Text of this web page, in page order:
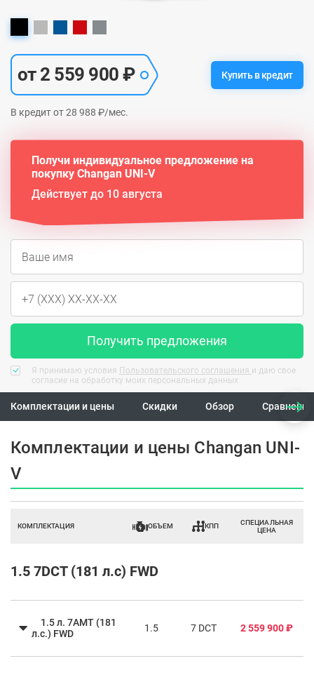
от 2 559 900 ₽ Купить в кредит
В кредит от 28 988 ₽/мес.
Получи индивидуальное предложение на
покупку Changan UNI-V
Действует до 10 августа
Получить предложения
Я принимаю условия Пользовательского соглашения и даю свое
согласие на обработку моих персональных данных
Комплектации и цены Скидки Обзор
Комплектации и цены Changan UNI-
V
КОМПЛЕКТАЦИЯ ОБЪЕМ КПП
СПЕЦИАЛЬНАЯ
ЦЕНА
1.5 7DCT (181 л.с) FWD
1.5 л. 7AMT (181
л.с.) FWD
1.5 7 DCT 2 559 900 ₽